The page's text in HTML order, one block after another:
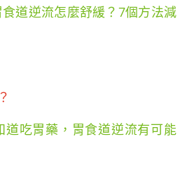
道逆流怎麼舒緩？7個方法減
吃胃藥，胃食道逆流有可能